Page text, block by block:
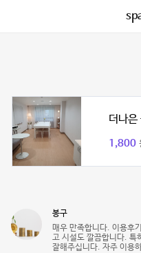
더나은
1,800
봉구
매우 만족합니다. 이용후
고 시설도 깔끔합니다. 특
잘해주십니다. 자주 이용